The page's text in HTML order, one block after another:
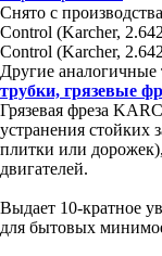
Снято с
Control (Karcher,
Control (Karcher,
Другие аналогичные
трубки, грязевые
Грязевая фреза
устранения стойких
плитки или
двигателей.
Выдает 10-кратное
для бытовых